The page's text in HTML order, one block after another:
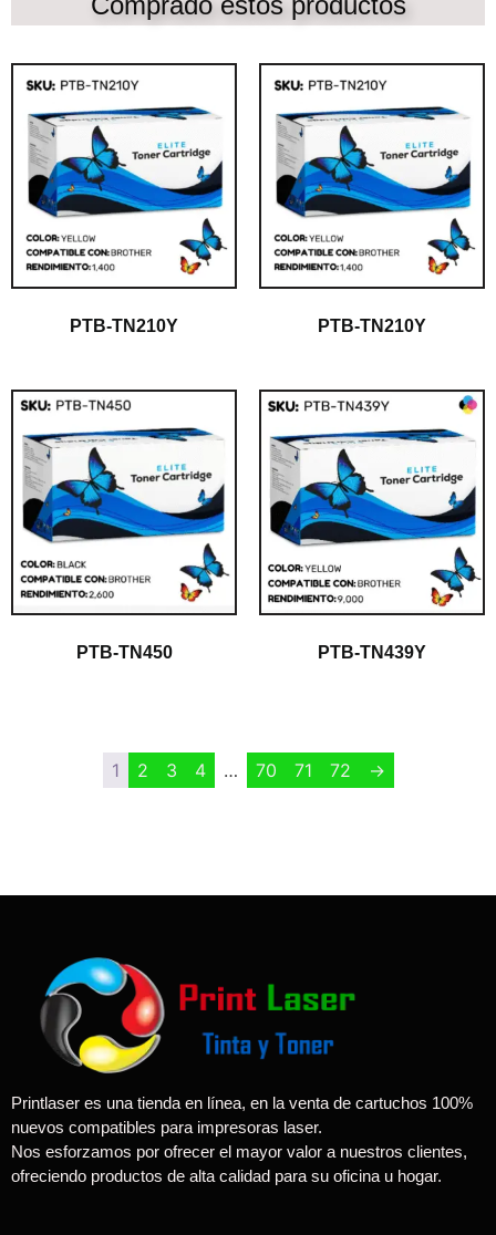
PTB-TN210Y PTB-TN210Y
PTB-TN450
PTB-TN439Y
1 2 3 4 … 70 71 72 →
Printlaser es una tienda en línea, en la venta de cartuchos 100%
nuevos compatibles para impresoras laser.
Nos esforzamos por ofrecer el mayor valor a nuestros clientes,
ofreciendo productos de alta calidad para su oficina u hogar.